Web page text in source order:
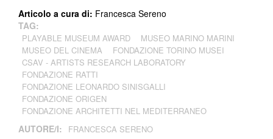
Articolo a cura di: Francesca Sereno
TAG:
PLAYABLE MUSEUM AWARD
MUSEO MARINO MARINI
MUSEO DEL CINEMA
FONDAZIONE TORINO MUSEI
CSAV - ARTISTS RESEARCH LABORATORY
FONDAZIONE RATTI
FONDAZIONE LEONARDO SINISGALLI
FONDAZIONE ORIGEN
FONDAZIONE ARCHITETTI NEL MEDITERRANEO
AUTORE/I: FRANCESCA SERENO